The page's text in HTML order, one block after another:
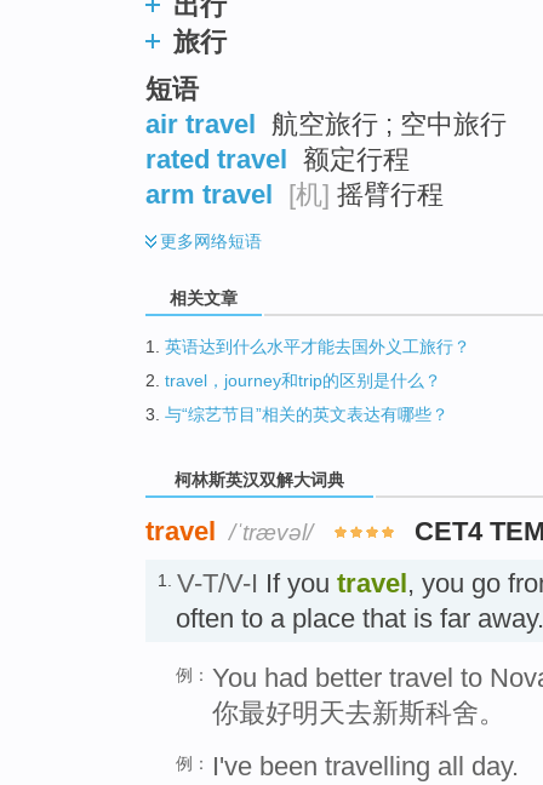
旅行
短语
air travel 航空旅行 ; 空中旅行
rated travel 额定行程
arm travel [机] 摇臂行程
更多网络短语
相关文章
1. 英语达到什么水平才能去国外义工旅行？
2. travel，journey和trip的区别是什么？
3. 与“综艺节目”相关的英文表达有哪些？
柯林斯英汉双解大词典
travel /ˈtrævəl/ CET4
1. V-T/V-I If you travel, you go
often to a place that is far
例： You had better travel to
你最好明天去新斯科舍。
例：
I've been travelling all day.